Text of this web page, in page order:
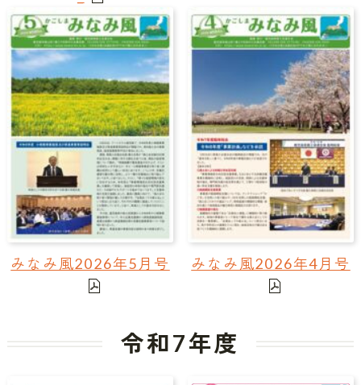
みなみ風2026年5月号 みなみ風2026年4月号
令和7年度